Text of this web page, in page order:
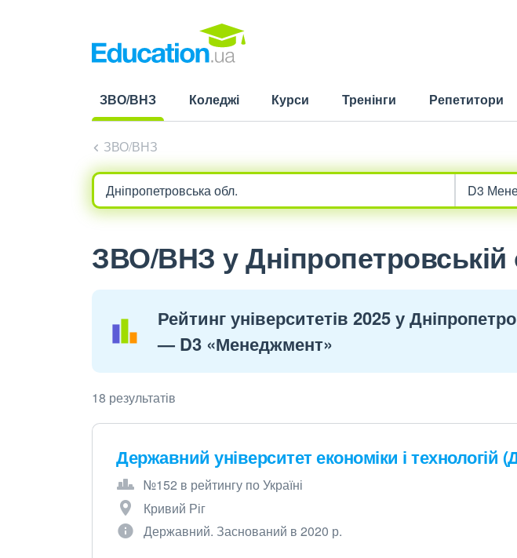
ЗВО/ВНЗ
Коледжі Курси Тренінги Репетитори
ЗВО/ВНЗ
ЗВО/ВНЗ у
Рейтинг університетів 2025 у
— D3 «Менеджмент»
18 результатів
Державний університет економіки і технологій
№152 в рейтингу по Україні
Кривий Ріг
Державний. Заснований в 2020 р.